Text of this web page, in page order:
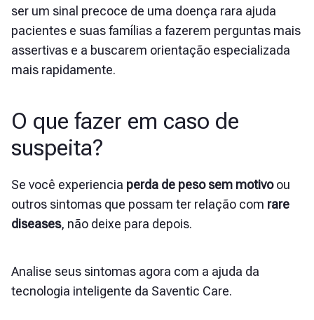
ser um sinal precoce de uma doença rara ajuda
pacientes e suas famílias a fazerem perguntas mais
assertivas e a buscarem orientação especializada
mais rapidamente.
O que fazer em caso de
suspeita?
Se você experiencia perda de peso sem motivoou
outros sintomas que possam ter relação com rare
diseases, não deixe para depois.
Analise seus sintomas agora com a ajuda da
tecnologia inteligente da Saventic Care.